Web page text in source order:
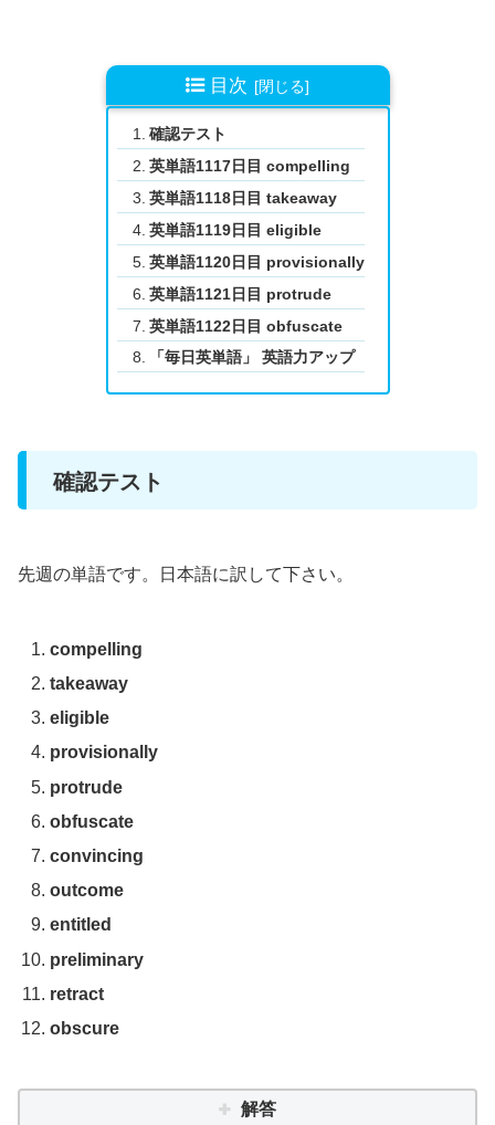
目次
確認テスト
英単語1117日目 compelling
英単語1118日目 takeaway
英単語1119日目 eligible
英単語1120日目 provisionally
英単語1121日目 protrude
英単語1122日目 obfuscate
「毎日英単語」 英語力アップ
確認テスト
先週の単語です。日本語に訳して下さい。
compelling
takeaway
eligible
provisionally
protrude
obfuscate
convincing
outcome
entitled
preliminary
retract
obscure
解答